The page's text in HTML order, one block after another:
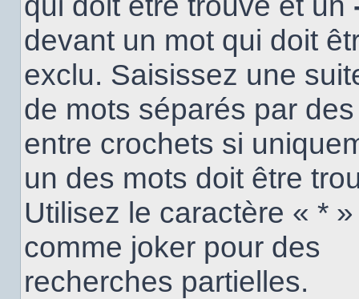
devant un mot qui doit
exclu. Saisissez une
de mots séparés par
entre crochets si
un des mots doit être
Utilisez le caractère « * »
comme joker pour des
recherches partielles.